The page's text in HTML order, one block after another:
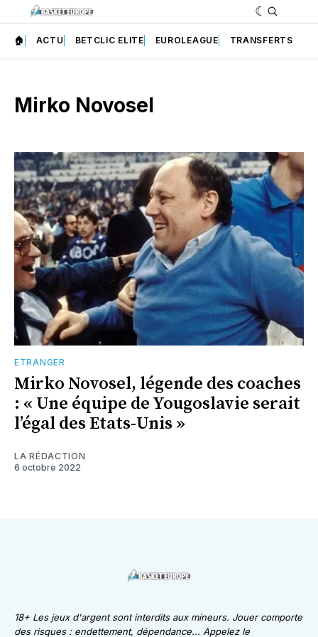
🏠 ACTU BETCLIC ELITE EUROLEAGUE TRANSFERTS
Mirko Novosel
ETRANGER
Mirko Novosel, légende des coaches
: « Une équipe de Yougoslavie serait
l’égal des Etats-Unis »
LA RÉDACTION
6 octobre 2022
18+ Les jeux d'argent sont interdits aux mineurs. Jouer comporte
des risques : endettement, dépendance... Appelez le